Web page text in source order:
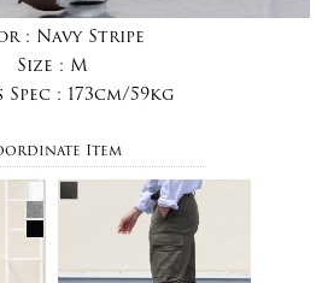
: Navy Stripe
Size : M
: 173cm/59kg
Item